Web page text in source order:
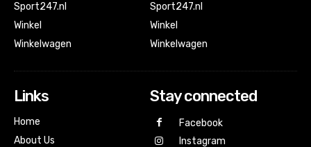
Sport247.nl
Winkel
Winkelwagen
Sport247.nl
Winkel
Winkelwagen
Links
Home
About Us
Stay connected
Facebook
Instagram